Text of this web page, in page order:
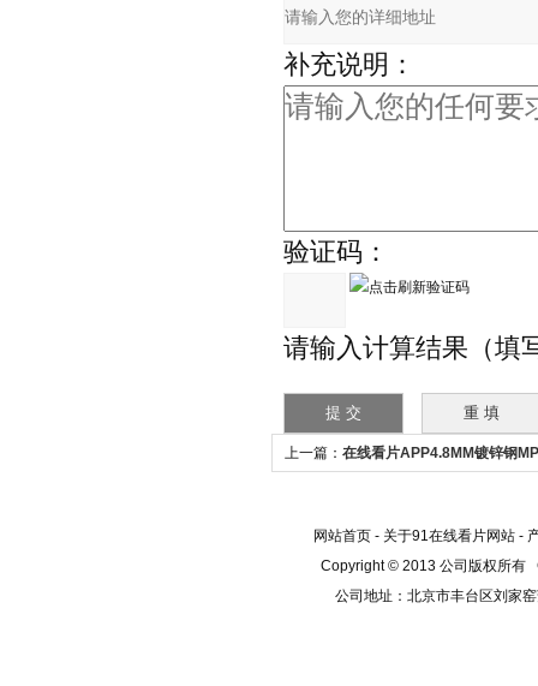
补充说明：
验证码：
请输入计算结果（填
上一篇： 在线看片APP4.8MM镀锌钢
网站首页 - 关于91在线看片网站 -
Copyright © 2013 公司版权所有
公司地址：北京市丰台区刘家